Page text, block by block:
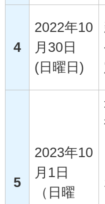
4
2022年10
月30日
(日曜日)
5
2023年10
月1日
（日曜